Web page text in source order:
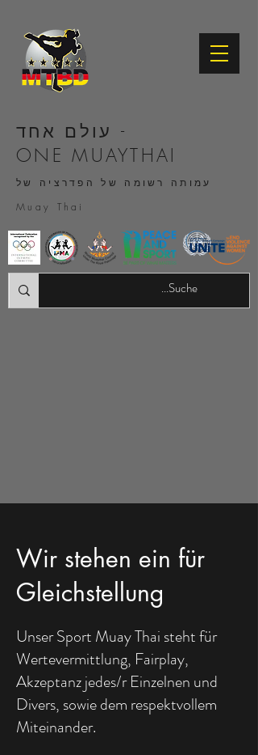
עולם אחד -
ONE MUAYTHAI
עמותה רשומה של הפדרציה של
Muay Thai
Wir stehen ein für
Gleichstellung
Unser Sport Muay Thai steht für
Wertevermittlung, Fairplay,
Akzeptanz jedes/r Einzelnen und
Divers, sowie dem respektvollem
Miteinander.